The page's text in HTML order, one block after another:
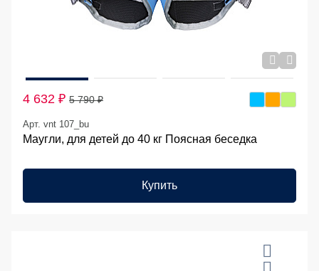
4 632 ₽ 5 790 ₽
Арт. vnt 107_bu
Маугли, для детей до 40 кг Поясная беседка
Купить